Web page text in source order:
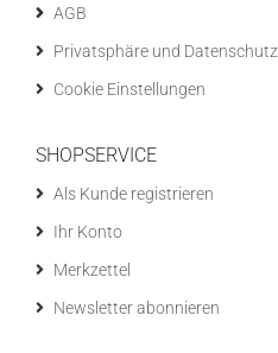
AGB
Privatsphäre und Datenschutz
Cookie Einstellungen
SHOPSERVICE
Als Kunde registrieren
Ihr Konto
Merkzettel
Newsletter abonnieren